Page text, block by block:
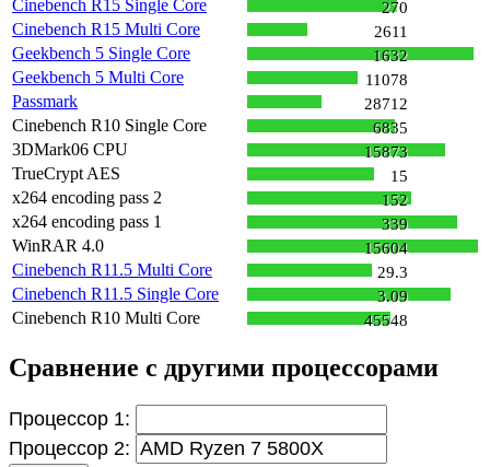
Cinebench R15 Single Core 270
Cinebench R15 Multi Core 2611
Geekbench 5 Single Core 1632
Geekbench 5 Multi Core 11078
Passmark 28712
Cinebench R10 Single Core 6835
3DMark06 CPU 15873
TrueCrypt AES 15
x264 encoding pass 2 152
x264 encoding pass 1 339
WinRAR 4.0 15604
Cinebench R11.5 Multi Core 29.3
Cinebench R11.5 Single Core 3.09
Cinebench R10 Multi Core 45548
Сравнение с другими процессорами
Процессор 1:
Процессор 2: